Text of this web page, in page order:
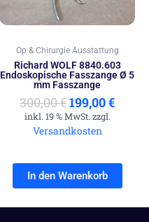
Op & Chirurgie Ausstattung
Richard WOLF 8840.603
Endoskopische Fasszange Ø 5
mm Fasszange
300,00€199,00€
inkl. 19 % MwSt. zzgl.
Versandkosten
In den Warenkorb